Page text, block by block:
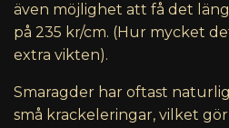
även möjlighet att få det
på 235 kr/cm. (Hur mycket
extra vikten).
Smaragder har oftast
små krackeleringar, vilket